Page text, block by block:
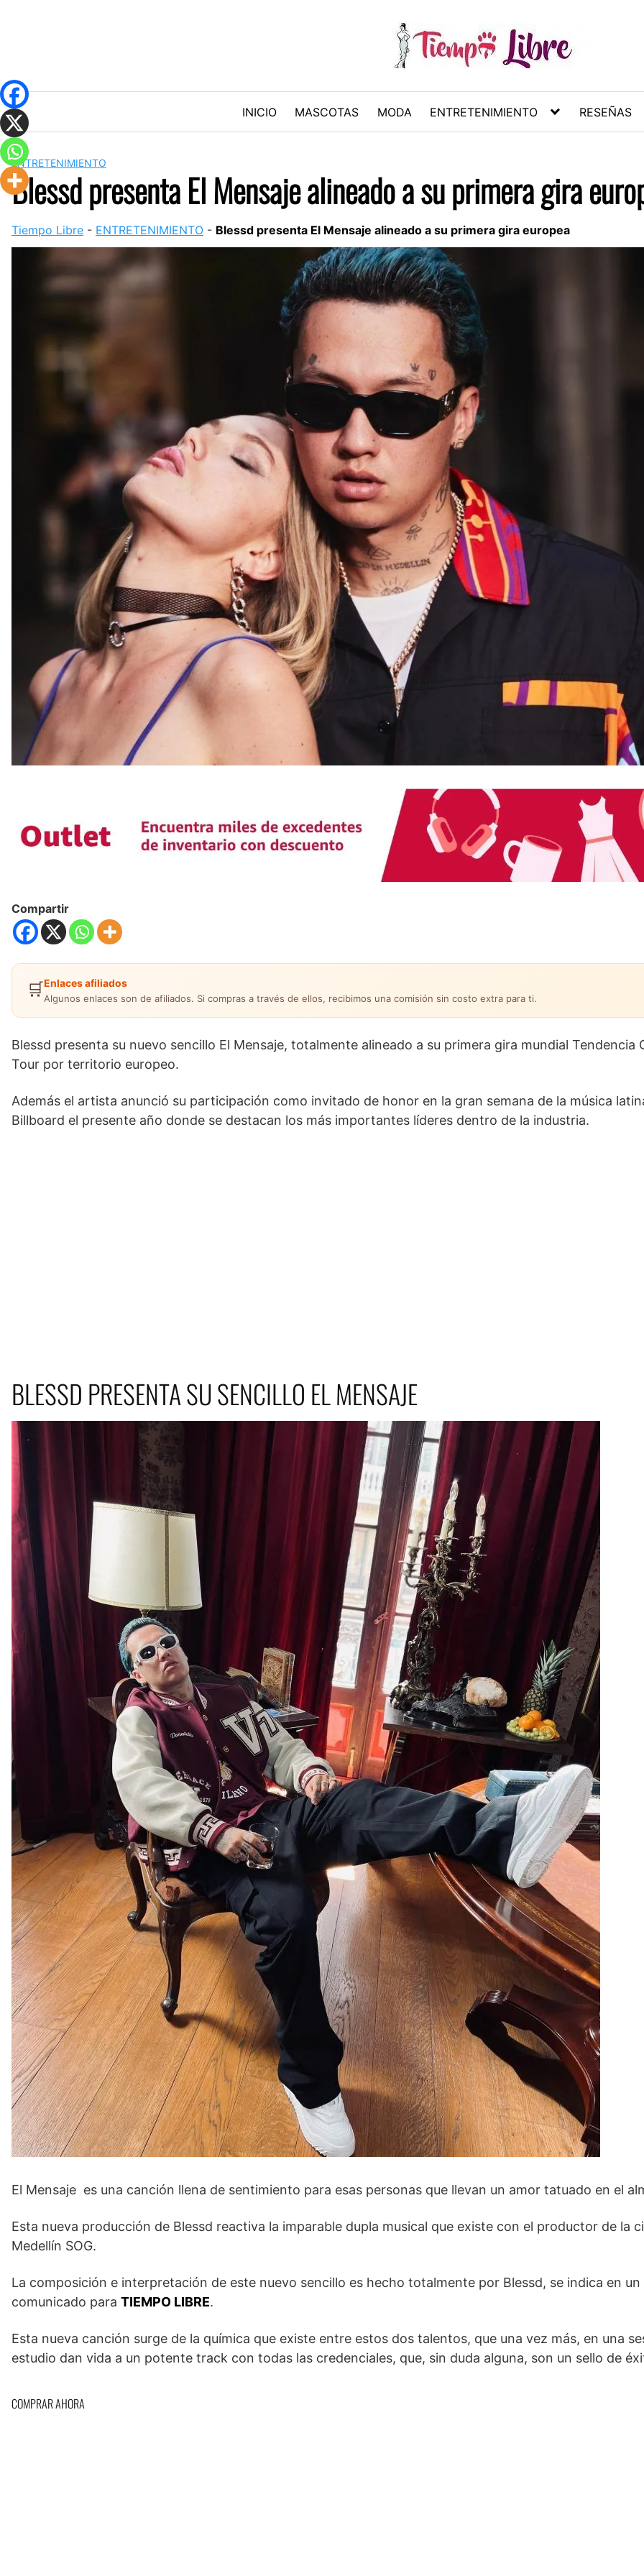
INICIO MASCOTAS MODA ENTRETENIMIENTO RESEÑAS
ENTRETENIMIENTO
Blessd presenta El Mensaje alineado a su primera gira
Tiempo Libre - ENTRETENIMIENTO - Blessd presenta El Mensaje alineado a su primera gira europea
Compartir
🛒Enlaces afiliados
Algunos enlaces son de afiliados. Si compras a través de ellos, recibimos una comisión sin costo extra para ti.
Blessd presenta su nuevo sencillo El Mensaje, totalmente alineado a su primera gira mundial Tendencia
Tour por territorio europeo.
Además el artista anunció su participación como invitado de honor en la gran semana de la música
Billboard el presente año donde se destacan los más importantes líderes dentro de la industria.
BLESSD PRESENTA SU SENCILLO EL MENSAJE
El Mensaje es una canción llena de sentimiento para esas personas que llevan un amor tatuado en el
Esta nueva producción de Blessd reactiva la imparable dupla musical que existe con el productor de la
Medellín SOG.
La composición e interpretación de este nuevo sencillo es hecho totalmente por Blessd, se indica en un
comunicado para TIEMPO LIBRE.
Esta nueva canción surge de la química que existe entre estos dos talentos, que una vez más, en una
estudio dan vida a un potente track con todas las credenciales, que, sin duda alguna, son un sello de
COMPRAR AHORA